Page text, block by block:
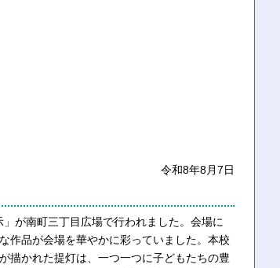
令和8年8月7日
が南町三丁目広場で行われました。会場に
作品が会場を華やかに彩っていました。本校
描かれた提灯は、一つ一つに子どもたちの豊